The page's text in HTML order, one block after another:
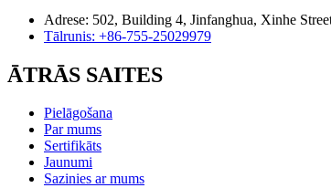
Adrese: 502, Building 4, Jinfanghua, Xinhe
Tālrunis: +86-755-25029979
ĀTRĀS SAITES
Pielāgošana
Par mums
Sertifikāts
Jaunumi
Sazinies ar mums